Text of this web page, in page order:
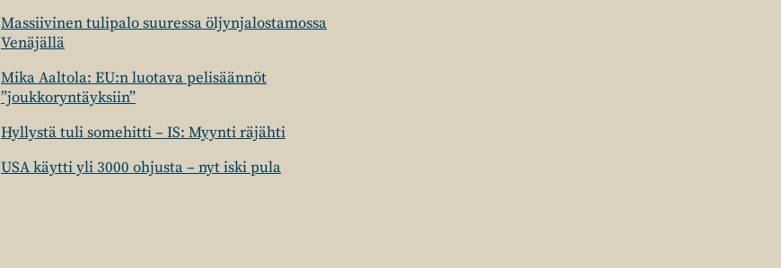
Massiivinen tulipalo suuressa öljynjalostamossa
Venäjällä
Mika Aaltola: EU:n luotava pelisäännöt
”joukkoryntäyksiin”
Hyllystä tuli somehitti – IS: Myynti räjähti
USA käytti yli 3000 ohjusta – nyt iski pula